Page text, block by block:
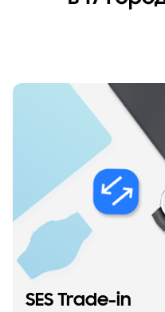
SES Trade-in